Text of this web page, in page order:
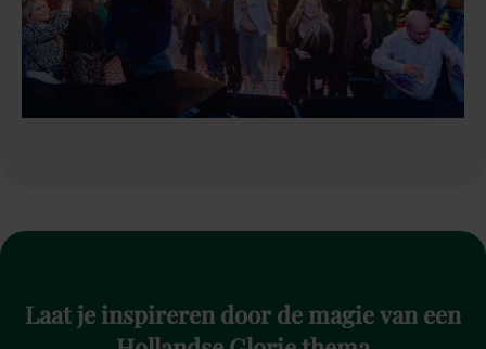
Laatjeinspireren door demagievan een